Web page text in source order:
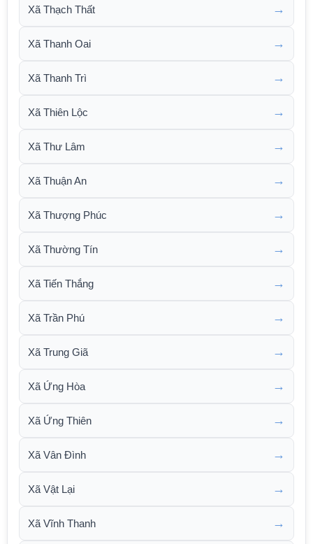
Xã Thạch Thất →
Xã Thanh Oai →
Xã Thanh Trì →
Xã Thiên Lộc →
Xã Thư Lâm →
Xã Thuận An →
Xã Thượng Phúc →
Xã Thường Tín →
Xã Tiến Thắng →
Xã Trần Phú →
Xã Trung Giã →
Xã Ứng Hòa →
Xã Ứng Thiên →
Xã Vân Đình →
Xã Vật Lại →
Xã Vĩnh Thanh →